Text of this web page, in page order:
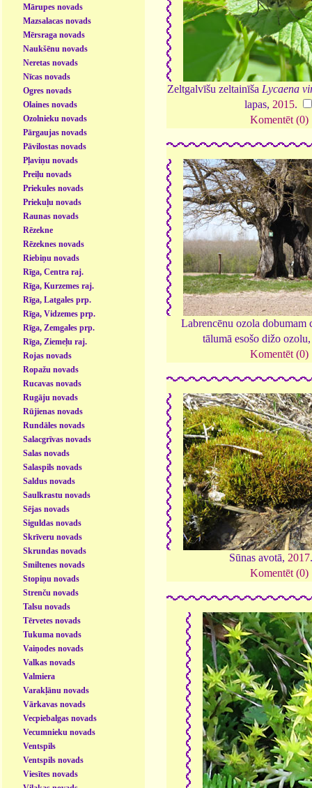
Mārupes novads
Mazsalacas novads
Mērsraga novads
Naukšēnu novads
Neretas novads
Nīcas novads
Ogres novads
Olaines novads
Ozolnieku novads
Pārgaujas novads
Pāvilostas novads
Pļaviņu novads
Preiļu novads
Priekules novads
Priekuļu novads
Raunas novads
Rēzekne
Rēzeknes novads
Riebiņu novads
Rīga, Centra raj.
Rīga, Kurzemes raj.
Rīga, Latgales prp.
Rīga, Vidzemes prp.
Rīga, Zemgales prp.
Rīga, Ziemeļu raj.
Rojas novads
Ropažu novads
Rucavas novads
Rugāju novads
Rūjienas novads
Rundāles novads
Salacgrīvas novads
Salas novads
Salaspils novads
Saldus novads
Saulkrastu novads
Sējas novads
Siguldas novads
Skrīveru novads
Skrundas novads
Smiltenes novads
Stopiņu novads
Strenču novads
Talsu novads
Tērvetes novads
Tukuma novads
Vaiņodes novads
Valkas novads
Valmiera
Varakļānu novads
Vārkavas novads
Vecpiebalgas novads
Vecumnieku novads
Ventspils
Ventspils novads
Viesītes novads
Zeltgalvīšu zeltainīša Lycaena
lapas, 2015.
Komentēt (0)
Labrencēnu ozola dobumam
tālumā esošo dižo
Komentēt (0)
Sūnas avotā, 2017
Komentēt (0)